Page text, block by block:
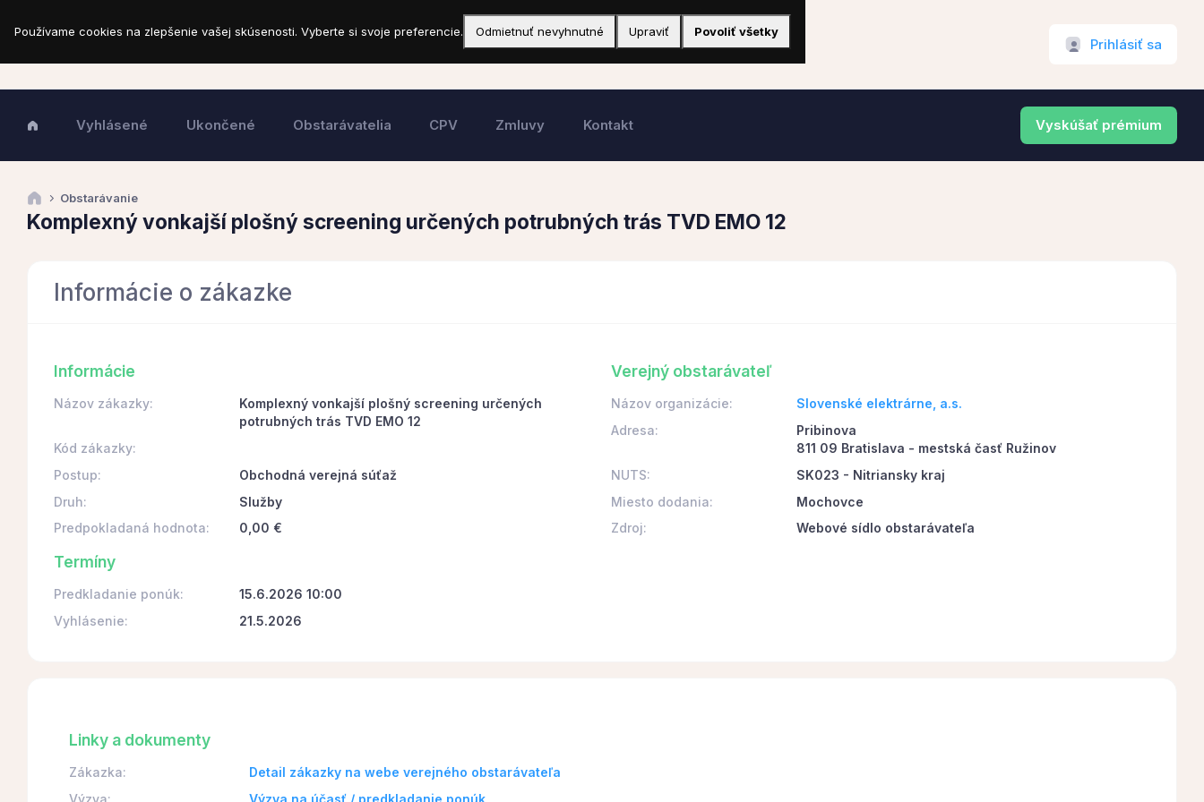
Prihlásiť sa
Vyhlásené Ukončené Obstarávatelia CPV Zmluvy Kontakt Vyskúšať prémium
Obstarávanie
Komplexný vonkajší plošný screening určených potrubných trás TVD EMO 12
Informácie o zákazke
Informácie
Názov zákazky:
Komplexný vonkajší plošný screening určených
potrubných trás TVD EMO 12
Kód zákazky:
Postup:
Obchodná verejná súťaž
Druh:
Služby
Predpokladaná hodnota:
0,00 €
Termíny
Predkladanie ponúk:
15.6.2026 10:00
Vyhlásenie:
21.5.2026
Verejný obstarávateľ
Názov organizácie:
Slovenské elektrárne, a.s.
Adresa:
Pribinova
811 09 Bratislava - mestská časť Ružinov
NUTS:
SK023 - Nitriansky kraj
Miesto dodania:
Mochovce
Zdroj:
Webové sídlo obstarávateľa
Linky a dokumenty
Zákazka:
Detail zákazky na webe verejného obstarávateľa
Výzva:
Výzva na účasť / predkladanie ponúk
Používame cookies na zlepšenie vašej skúsenosti. Vyberte si svoje preferencie. Odmietnuť nevyhnutné Upraviť Povoliť všetky